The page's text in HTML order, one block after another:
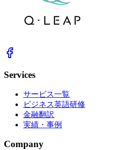
Services
サービス一覧
ビジネス英語研修
金融翻訳
実績・事例
Company